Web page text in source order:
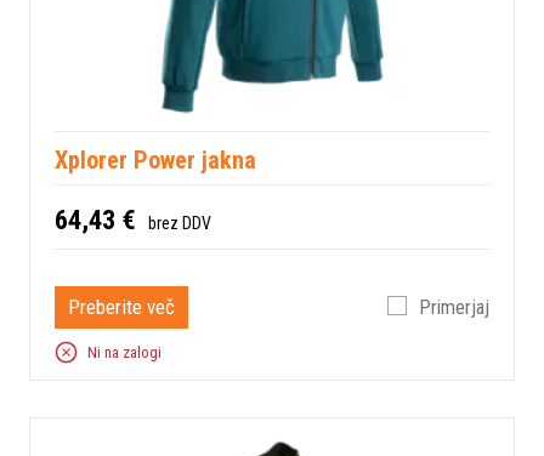
Xplorer Power jakna
64,43 € brez DDV
Preberite več Primerjaj
Ni na zalogi